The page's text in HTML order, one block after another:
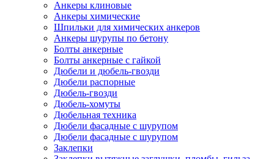
Анкеры клиновые
Анкеры химические
Шпильки для химических анкеров
Анкеры шурупы по бетону
Болты анкерные
Болты анкерные с гайкой
Дюбели и дюбель-гвозди
Дюбели распорные
Дюбель-гвозди
Дюбель-хомуты
Дюбельная техника
Дюбели фасадные с шурупом
Дюбели фасадные с шурупом
Заклепки